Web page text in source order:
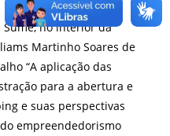
Sumé, no interior da
Martinho Soares de
“A aplicação das
para a abertura e
e suas perspectivas
empreendedorismo